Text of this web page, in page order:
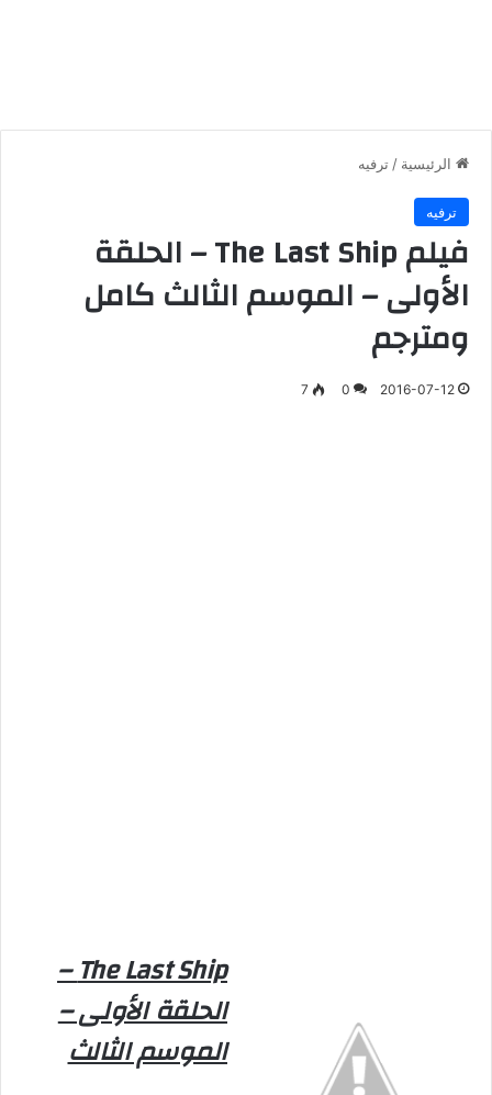
الرئيسية / ترفيه
ترفيه
فيلم The Last Ship – الحلقة
الأولى – الموسم الثالث كامل
ومترجم
2016-07-12
0
7
The Last Ship –
الحلقة الأولى –
الموسم الثالث